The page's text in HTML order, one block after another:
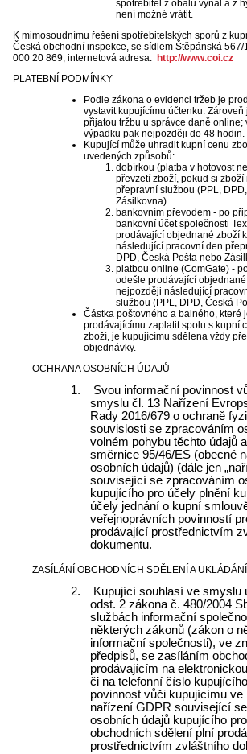
spotřebitel z obalu vyňal a z
není možné vrátit.
K mimosoudnímu řešení spotřebitelských sporů z
Česká obchodní inspekce, se sídlem Štěpánská 567/
000 20 869, internetová adresa: http://www.coi.cz
PLATEBNÍ PODMÍNKY
Podle zákona o evidenci tržeb je
vystavit kupujícímu účtenku.
přijatou tržbu u správce daně online;
výpadku pak nejpozději do 48 hodin.
Kupující může uhradit kupní cenu
uvedených způsobů:
dobírkou (platba v hotovost
převzetí zboží, pokud si zboží
přepravní službou (PPL,
Zásilkovna)
bankovním převodem - po
bankovní účet společnosti
prodávající objednané zboží
následující pracovní den
DPD, Česká Pošta nebo
platbou online (ComGate) -
odešle prodávající
nejpozději následující
službou (PPL, DPD, Česká
Částka poštovného a balného, které
prodávajícímu zaplatit spolu s kupní
zboží, je kupujícímu sdělena vždy
objednávky.
OCHRANA OSOBNÍCH ÚDAJŮ
1.
Svou informační povinnost
smyslu čl. 13 Nařízení
Rady 2016/679 o ochraně
souvislosti se zpracováním
volném pohybu těchto údajů a
směrnice 95/46/ES (obecné
osobních údajů) (dále jen
související se zpracováním
kupujícího pro účely plnění
účely jednání o kupní
veřejnoprávních povinností
prodávající prostřednictvím
dokumentu.
ZASÍLÁNÍ OBCHODNÍCH SDĚLENÍ A
2.
Kupující souhlasí ve smyslu
odst. 2 zákona č. 480/2004
službách informační
některých zákonů (zákon o
informační společnosti), ve
předpisů, se zasíláním
prodávajícím na
či na telefonní číslo
povinnost vůči kupujícímu ve
nařízení GDPR související
osobních údajů kupujícího
obchodních sdělení plní
prostřednictvím zvláštního